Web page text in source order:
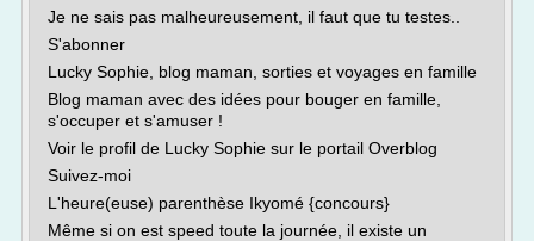
Je ne sais pas malheureusement, il faut que tu testes..
S'abonner
Lucky Sophie, blog maman, sorties et voyages en famille
Blog maman avec des idées pour bouger en famille,
s'occuper et s'amuser !
Voir le profil de Lucky Sophie sur le portail Overblog
Suivez-moi
L'heure(euse) parenthèse Ikyomé {concours}
Même si on est speed toute la journée, il existe un